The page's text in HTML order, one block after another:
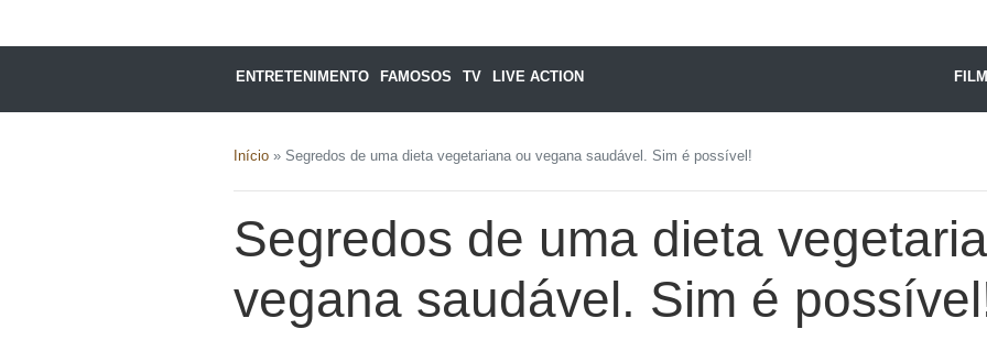
ENTRETENIMENTO FAMOSOS TV LIVE ACTION
Início » Segredos de uma dieta vegetariana ou vegana saudável. Sim é possível!
Segredos de uma dieta
vegana saudável. Sim é